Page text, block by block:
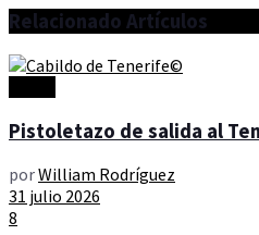
Relacionado Artículos
Pistoletazo de salida al
porWilliam Rodríguez
31 julio 2026
8